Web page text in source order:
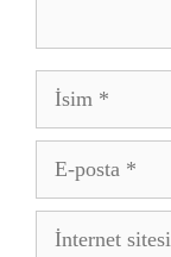
İsim
posta
İnternet